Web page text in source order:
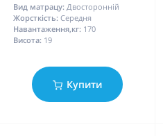
Вид матрацу: Двосторонній
Жорсткість: Середня
Навантаження,кг: 170
Висота: 19
Купити